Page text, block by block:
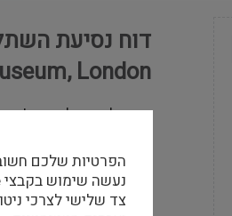
London
נגה אליאש זלמנוביץ'
בין התאריכים 9-5 בפברואר, 2018 השתתפתי בקורס השתלמות בין-לאומי אשר אורגן על ידי מחלקת האופנה ולבוש
במוזאון אלברט
הפרטיות שלכם
צד שלישי לצרכי